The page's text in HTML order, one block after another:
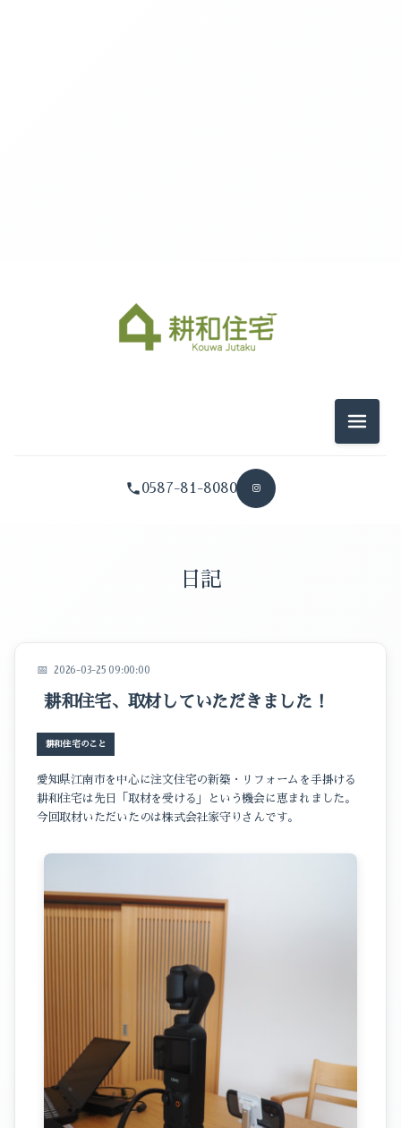
夏江のブログ
イベントのこと
0587-81-8080
拓也のブログ
暮らしのこと
メニュ
日記
2026-03-25 09:00:00
耕和住宅、取材していただきました！
耕和住宅のこと
愛知県江南市を中心に注文住宅の新築・リフォームを手掛ける
耕和住宅は先日「取材を受ける」という機会に恵まれました。
今回取材いただいたのは株式会社家守りさんです。